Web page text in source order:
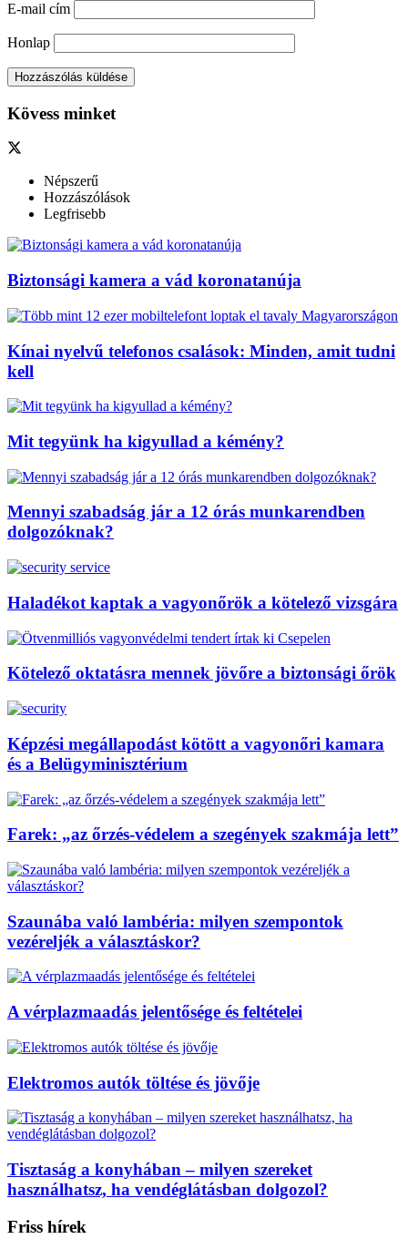
E-mail cím
Honlap
Kövess minket
Népszerű
Hozzászólások
Legfrisebb
Biztonsági kamera a vád koronatanúja
Kínai nyelvű telefonos csalások: Minden, amit tudni
kell
Mit tegyünk ha kigyullad a kémény?
Mennyi szabadság jár a 12 órás munkarendben
dolgozóknak?
Haladékot kaptak a vagyonőrök a kötelező vizsgára
Kötelező oktatásra mennek jövőre a biztonsági őrök
Képzési megállapodást kötött a vagyonőri kamara
és a Belügyminisztérium
Farek: „az őrzés-védelem a szegények szakmája lett”
Szaunába való lambéria: milyen szempontok
vezéreljék a választáskor?
A vérplazmaadás jelentősége és feltételei
Elektromos autók töltése és jövője
Tisztaság a konyhában – milyen szereket
használhatsz, ha vendéglátásban dolgozol?
Friss hírek